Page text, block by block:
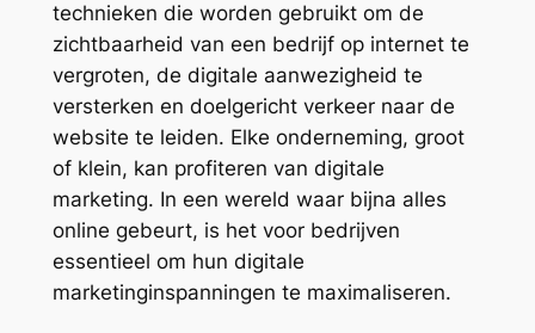
technieken die worden gebruikt om de
zichtbaarheid van een bedrijf op internet te
vergroten, de digitale aanwezigheid te
versterken en doelgericht verkeer naar de
website te leiden. Elke onderneming, groot
of klein, kan profiteren van digitale
marketing. In een wereld waar bijna alles
online gebeurt, is het voor bedrijven
essentieel om hun digitale
marketinginspanningen te maximaliseren.